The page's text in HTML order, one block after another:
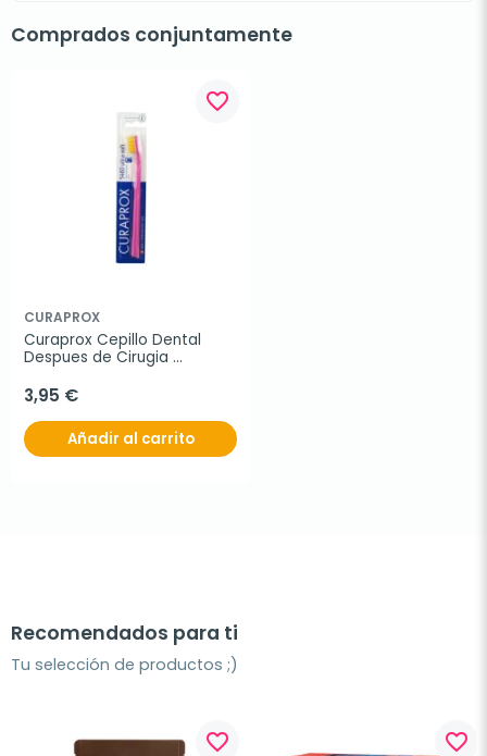
Comprados conjuntamente
favorite_border
CURAPROX
Curaprox Cepillo Dental
Despues de Cirugia
3,95 €
Añadir al carrito
Recomendados para ti
Tu selección de productos ;)
favorite_border favorite_border